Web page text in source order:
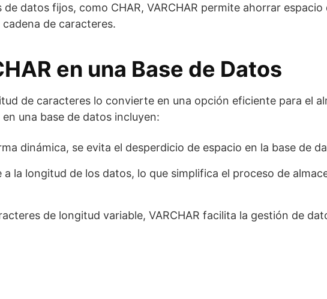
datos fijos, como CHAR, VARCHAR permite ahorrar
de caracteres.
en una Base de Datos
de caracteres lo convierte en una opción eficiente para el
una base de datos incluyen:
dinámica, se evita el desperdicio de espacio en la base de
a la longitud de los datos, lo que simplifica el proceso de
de longitud variable, VARCHAR facilita la gestión de